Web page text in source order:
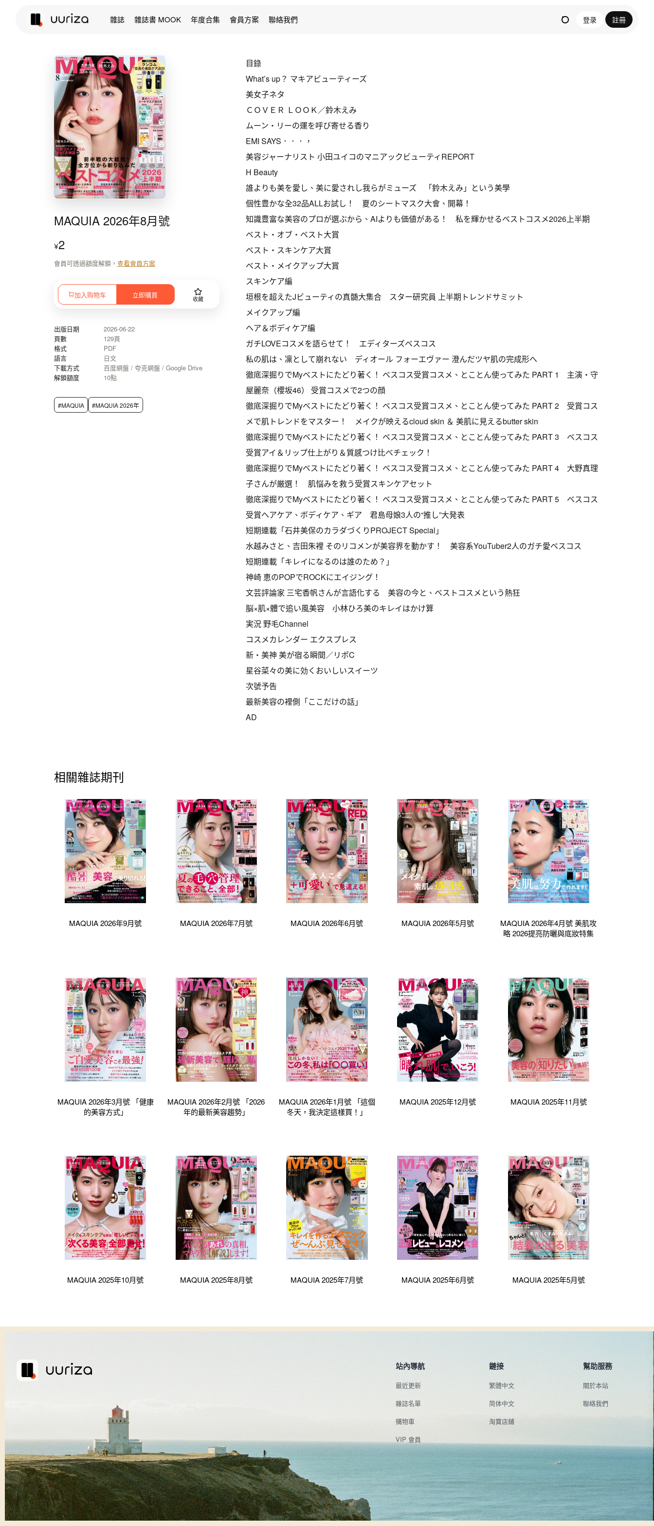
雜誌 雜誌書 MOOK 年度合集 會員方案 聯絡我們 登录 註冊
MAQUIA 2026年8月號
¥2
會員可透過額度解鎖， 查看會員方案
加入购物车 立即購買 收藏
出版日期
2026-06-22
頁數
129頁
格式
PDF
語言
日文
下載方式
百度網盤 / 夸克網盤 / Google Drive
解鎖額度
10點
#MAQUIA #MAQUIA 2026年
目錄
What’s up？ マキアビューティーズ
美女子ネタ
ＣＯＶＥＲ ＬＯＯＫ／鈴木えみ
ムーン・リーの運を呼び寄せる香り
EMI SAYS．．．，
美容ジャーナリスト 小田ユイコのマニアックビューティREPORT
H Beauty
誰よりも美を愛し、美に愛されし我らがミューズ 「鈴木えみ」という美學
個性豊かな全32品ALLお試し！ 夏のシートマスク大會、開幕！
知識豊富な美容のプロが選ぶから、AIよりも価値がある！ 私を輝かせるベストコスメ2026上半期
ベスト・オブ・ベスト大賞
ベスト・スキンケア大賞
ベスト・メイクアップ大賞
スキンケア編
垣根を超えたJビューティの真髄大集合 スター研究員 上半期トレンドサミット
メイクアップ編
ヘア＆ボディケア編
ガチLOVEコスメを語らせて！ エディターズベスコス
私の肌は、凜として崩れない ディオール フォーエヴァー 澄んだツヤ肌の完成形へ
徹底深掘りでMyベストにたどり著く！ ベスコス受賞コスメ、とことん使ってみた PART 1 主演・守
屋麗奈（櫻坂46） 受賞コスメで2つの顔
徹底深掘りでMyベストにたどり著く！ ベスコス受賞コスメ、とことん使ってみた PART 2 受賞コス
メで肌トレンドをマスター！ メイクが映えるcloud skin ＆ 美肌に見えるbutter skin
徹底深掘りでMyベストにたどり著く！ ベスコス受賞コスメ、とことん使ってみた PART 3 ベスコス
受賞アイ＆リップ仕上がり＆質感つけ比べチェック！
徹底深掘りでMyベストにたどり著く！ ベスコス受賞コスメ、とことん使ってみた PART 4 大野真理
子さんが厳選！ 肌悩みを救う受賞スキンケアセット
徹底深掘りでMyベストにたどり著く！ ベスコス受賞コスメ、とことん使ってみた PART 5 ベスコス
受賞ヘアケア、ボディケア、ギア 君島母娘3人の“推し”大発表
短期連載「石井美保のカラダづくりPROJECT Special」
水越みさと、吉田朱裡 そのリコメンが美容界を動かす！ 美容系YouTuber2人のガチ愛ベスコス
短期連載「キレイになるのは誰のため？」
神崎 恵のPOPでROCKにエイジング！
文芸評論家 三宅香帆さんが言語化する 美容の今と、ベストコスメという熱狂
脳×肌×體で追い風美容 小林ひろ美のキレイはかけ算
実況 野毛Channel
コスメカレンダー エクスプレス
新・美神 美が宿る瞬間／リポC
星谷菜々の美に効くおいしいスイーツ
次號予告
最新美容の裡側「ここだけの話」
AD
相關雜誌期刊
MAQUIA 2026年9月號 MAQUIA 2026年7月號 MAQUIA 2026年6月號 MAQUIA 2026年5月號
MAQUIA 2026年4月號 美肌攻
略 2026提亮防曬與底妝特集
MAQUIA 2026年3月號 「健康
的美容方式」
MAQUIA 2026年2月號 「2026
年的最新美容趨勢」
MAQUIA 2026年1月號 「這個
冬天，我決定這樣買！」
MAQUIA 2025年12月號 MAQUIA 2025年11月號
MAQUIA 2025年10月號 MAQUIA 2025年8月號 MAQUIA 2025年7月號 MAQUIA 2025年6月號 MAQUIA 2025年5月號
站內導航
最近更新
雜誌名單
購物車
VIP 會員
鏈接
繁體中文
简体中文
淘寶店鋪
幫助服務
關於本站
聯絡我們